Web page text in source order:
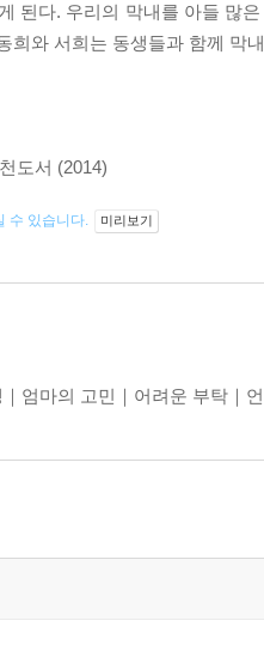
된다. 우리의 막내를 아들 많
희와 서희는 동생들과 함께 막
도서 (2014)
수 있습니다. 미리보기
엄마의 고민｜어려운 부탁｜